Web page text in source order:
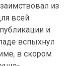
из
всей
и
вспыхнул
в скором